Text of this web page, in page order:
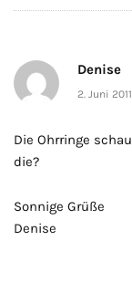
Denise
2. Juni
Die Ohrringe
die?
Sonnige Grüße
Denise